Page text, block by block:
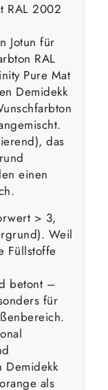
RAL 2002
Jotun für
RAL
Pure Mat
Demidekk
das
einen
> 3,
Weil
Füllstoffe
betont –
für
Demidekk
als